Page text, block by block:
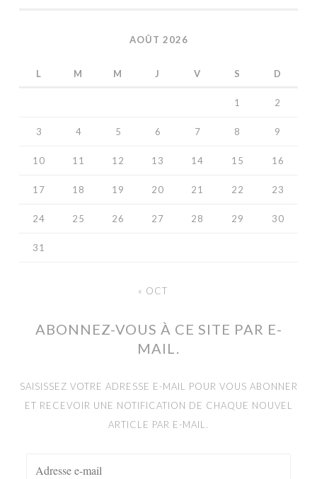
AOÛT 2026
L M M J V S D
1 2
3 4 5 6 7 8 9
10 11 12 13 14 15 16
17 18 19 20 21 22 23
24 25 26 27 28 29 30
31
« OCT
ABONNEZ-VOUS À CE SITE PAR E-
MAIL.
SAISISSEZ VOTRE ADRESSE E-MAIL POUR VOUS ABONNER
ET RECEVOIR UNE NOTIFICATION DE CHAQUE NOUVEL
ARTICLE PAR E-MAIL.